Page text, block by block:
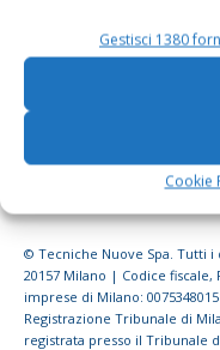
Gestisci 1380
Cookie
© Tecniche Nuove Spa. Tutti i
20157 Milano | Codice fiscale,
imprese di Milano:
Registrazione Tribunale di
registrata presso il Tribunale